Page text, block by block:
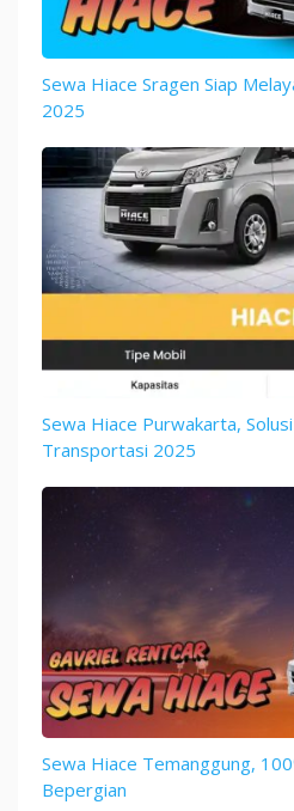
Sewa Hiace Sragen Siap
2025
Sewa Hiace Purwakarta,
Transportasi 2025
Sewa Hiace Temanggung,
Bepergian